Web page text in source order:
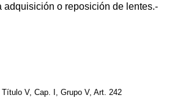
o reposición de lentes.-
V, Cap. I, Grupo V, Art. 242